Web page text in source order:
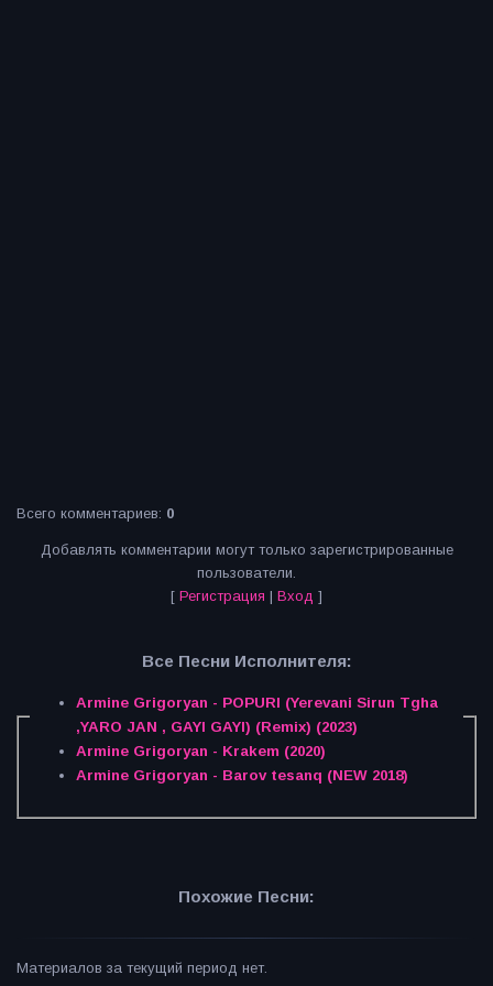
Всего комментариев: 0
Добавлять комментарии могут только зарегистрированные
пользователи.
[ Регистрация | Вход ]
Все Песни Исполнителя:
Armine Grigoryan - POPURI (Yerevani Sirun Tgha
,YARO JAN , GAYI GAYI) (Remix) (2023)
Armine Grigoryan - Krakem (2020)
Armine Grigoryan - Barov tesanq (NEW 2018)
Похожие Песни:
Материалов за текущий период нет.